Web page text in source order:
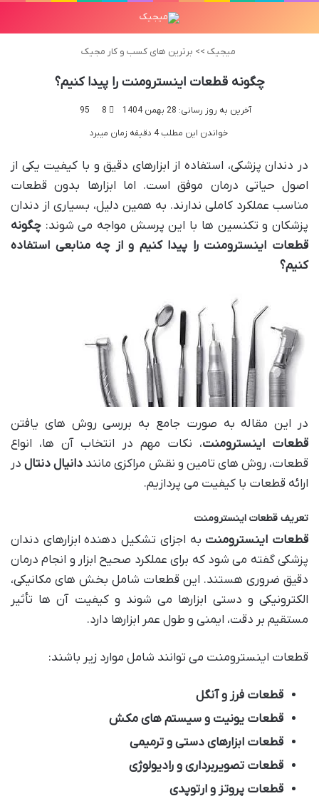
میجیک >> برترین های کسب و کار مجیک
چگونه قطعات اینسترومنت را پیدا کنیم؟
آخرین به روز رسانی: 28 بهمن 1404 8
95
خواندن این مطلب 4 دقیقه زمان میبرد
در دندان پزشکی، استفاده از ابزارهای دقیق و با کیفیت یکی از
اصول حیاتی درمان موفق است. اما ابزارها بدون قطعات
مناسب عملکرد کاملی ندارند. به همین دلیل، بسیاری از دندان
پزشکان و تکنسین ها با این پرسش مواجه می شوند: چگونه
قطعات اینسترومنت را پیدا کنیم و از چه منابعی استفاده
کنیم؟
در این مقاله به صورت جامع به بررسی روش های یافتن
قطعات اینسترومنت، نکات مهم در انتخاب آن ها، انواع
قطعات، روش های تامین و نقش مراکزی مانند دانیال دنتالدر
ارائه قطعات با کیفیت می پردازیم.
تعریف قطعات اینسترومنت
قطعات اینسترومنت به اجزای تشکیل دهنده ابزارهای دندان
پزشکی گفته می شود که برای عملکرد صحیح ابزار و انجام درمان
دقیق ضروری هستند. این قطعات شامل بخش های مکانیکی،
الکترونیکی و دستی ابزارها می شوند و کیفیت آن ها تأثیر
مستقیم بر دقت، ایمنی و طول عمر ابزارها دارد.
قطعات اینسترومنت می توانند شامل موارد زیر باشند:
قطعات فرز و آنگل
قطعات یونیت و سیستم های مکش
قطعات ابزارهای دستی و ترمیمی
قطعات تصویربرداری و رادیولوژی
قطعات پروتز و ارتوپدی